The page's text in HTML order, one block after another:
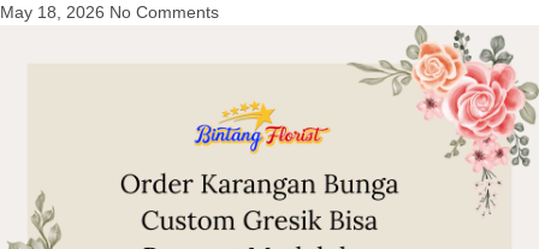
May 18, 2026 No Comments